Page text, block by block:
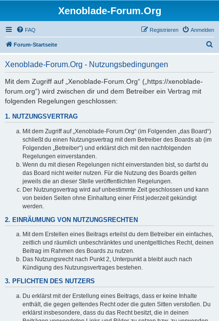
Xenoblade-Forum.Org
FAQ Anmelden
Registrieren
Forum-Startseite
Xenoblade-Forum.Org - Nutzungsbedingungen
Mit dem Zugriff auf „Xenoblade-Forum.Org“ („https://xenoblade-
forum.org“) wird zwischen dir und dem Betreiber ein Vertrag mit
folgenden Regelungen geschlossen:
1. NUTZUNGSVERTRAG
Mit dem Zugriff auf „Xenoblade-Forum.Org“ (im Folgenden „das Board“)
schließt du einen Nutzungsvertrag mit dem Betreiber des Boards ab (im
Folgenden „Betreiber“) und erklärst dich mit den nachfolgenden
Regelungen einverstanden.
Wenn du mit diesen Regelungen nicht einverstanden bist, so darfst du
das Board nicht weiter nutzen. Für die Nutzung des Boards gelten
jeweils die an dieser Stelle veröffentlichten Regelungen.
Der Nutzungsvertrag wird auf unbestimmte Zeit geschlossen und kann
von beiden Seiten ohne Einhaltung einer Frist jederzeit gekündigt
werden.
2. EINRÄUMUNG VON NUTZUNGSRECHTEN
Mit dem Erstellen eines Beitrags erteilst du dem Betreiber ein einfaches,
zeitlich und räumlich unbeschränktes und unentgeltliches Recht, deinen
Beitrag im Rahmen des Boards zu nutzen.
Das Nutzungsrecht nach Punkt 2, Unterpunkt a bleibt auch nach
Kündigung des Nutzungsvertrages bestehen.
3. PFLICHTEN DES NUTZERS
Du erklärst mit der Erstellung eines Beitrags, dass er keine Inhalte
enthält, die gegen geltendes Recht oder die guten Sitten verstoßen. Du
erklärst insbesondere, dass du das Recht besitzt, die in deinen